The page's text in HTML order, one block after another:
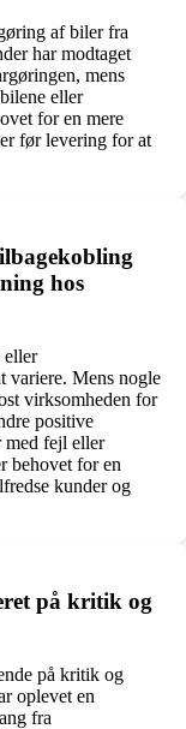
af biler fra
har modtaget
mens
eller
for en mere
før levering for at
hos
eller
variere. Mens nogle
virksomheden for
positive
med fejl eller
behovet for en
kunder og
på kritik og
på kritik og
oplevet en
fra